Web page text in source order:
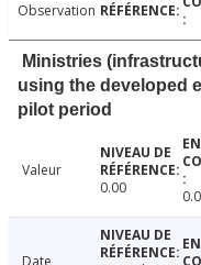
Observation
Ministries
using the developed
pilot period
Valeur
0.00